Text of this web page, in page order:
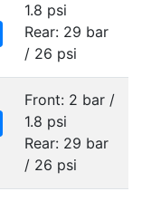
1.8 psi
Rear: 29 bar
/ 26 psi
Front: 2 bar /
1.8 psi
Rear: 29 bar
/ 26 psi